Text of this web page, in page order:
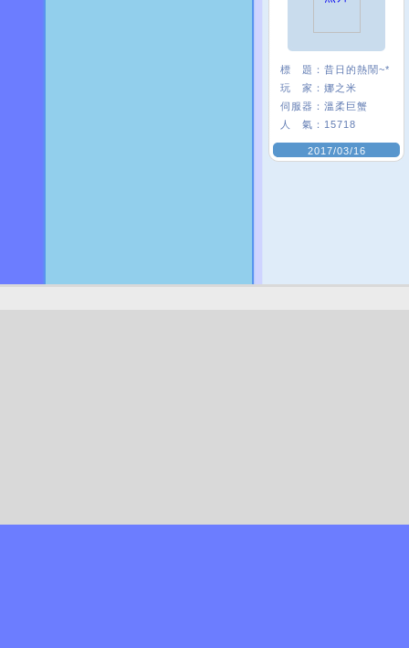
標 題： 昔日的熱鬧~*
玩 家： 娜之米
伺服器： 溫柔巨蟹
人 氣： 15718
2017/03/16